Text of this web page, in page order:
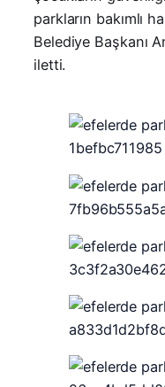
parkların bakımlı
Belediye Başkanı
iletti.